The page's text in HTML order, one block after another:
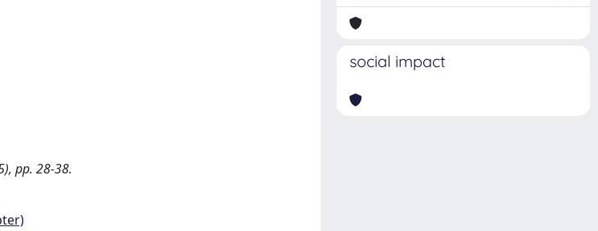
pp. 28-38.
social impact